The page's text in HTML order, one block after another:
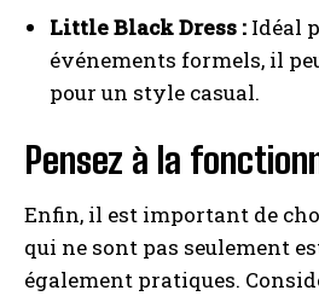
Little Black Dress : Idéal
événements formels, il
pour un style casual.
Pensez à la
Enfin, il est important de
qui ne sont pas seulement
également pratiques.